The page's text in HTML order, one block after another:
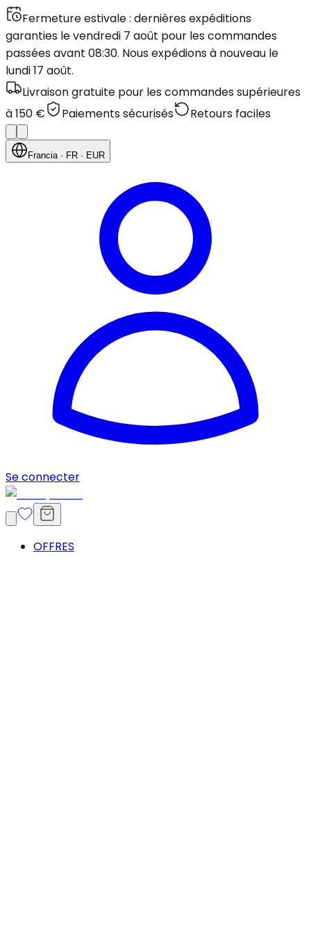
Fermeture estivale : dernières expéditions
garanties le vendredi 7 août pour les commandes
passées avant 08:30. Nous expédions à nouveau le
lundi 17 août.
Livraison gratuite pour les commandes supérieures
à 150 €
Paiements sécurisés Retours faciles
Francia· FR · EUR
Se connecter
OFFRES